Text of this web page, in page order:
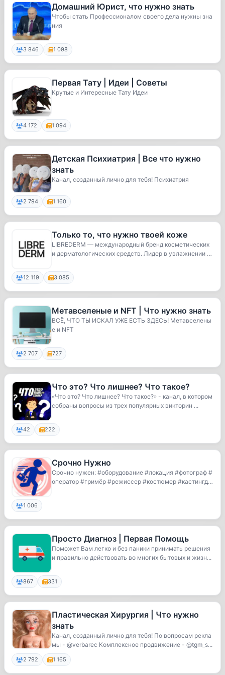
Домашний Юрист, что нужно знать
Чтобы стать Профессионалом своего дела нужны зна
ния
3 846 1 098
Первая Тату | Идеи | Советы
Крутые и Интересные Тату Идеи
4 172 1 094
Детская Психиатрия | Все что нужно
знать
Канал, созданный лично для тебя! Психиатрия
2 794 1 160
Только то, что нужно твоей коже
LIBREDERM — международный бренд косметических
и дерматологических средств. Лидер в увлажнении ко
12 119 3 085
Метавселеные и NFT | Что нужно знать
ВСЁ, ЧТО ТЫ ИСКАЛ УЖЕ ЕСТЬ ЗДЕСЬ! Метавселены
е и NFT
2 707 727
Что это? Что лишнее? Что такое?
«Что это? Что лишнее? Что такое?» - канал, в котором
собраны вопросы из трех популярных викторин ...
42 222
Срочно Нужно
Срочно нужен: #оборудование #локация #фотограф #
оператор #гримёр #режиссер #костюмер #кастингди
1 006
Просто Диагноз | Первая Помощь
Поможет Вам легко и без паники принимать решения
и правильно действовать во многих бытовых и жизн...
867 331
Пластическая Хирургия | Что нужно
знать
Канал, созданный лично для тебя! По вопросам рекла
мы - @verbarec Комплексное продвижение - @tgm_s...
2 792 1 165